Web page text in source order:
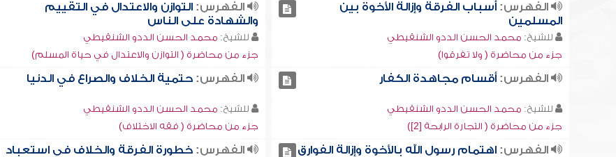
الفهرس:أسباب الفرقة وإزالة الأخوة بين
المسلمين
للشيخ: محمد الحسن الددو الشنقيطي
جزء من محاضرة ( ولا تفرقوا)
الفهرس: التوازن والاعتدال في التقييم
والشهادة على الناس
للشيخ: محمد الحسن الددو الشنقيطي
جزء من محاضرة ( التوازن والاعتدال في حياة المسلم)
الفهرس:أقسام مجاهدة الكفار
للشيخ: محمد الحسن الددو الشنقيطي
جزء من محاضرة ( التجارة الرابحة [2])
الفهرس: حتمية الخلاف والصراع في الدنيا
للشيخ: محمد الحسن الددو الشنقيطي
جزء من محاضرة ( فقه الاختلاف)
الفهرس:اهتمام رسول الله بالأخوة وإزالة الفوارق
الفهرس: خطورة الفرقة والخلاف في استعباد